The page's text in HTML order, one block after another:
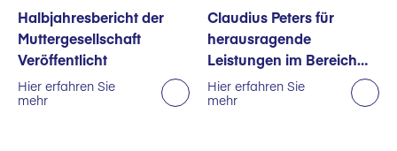
Halbjahresbericht der
Muttergesellschaft
Veröffentlicht
Hier erfahren Sie
mehr
Claudius Peters für
herausragende
Leistungen im Bereich
Nachhaltigkeit
ausgezeichnet
Hier erfahren Sie
mehr